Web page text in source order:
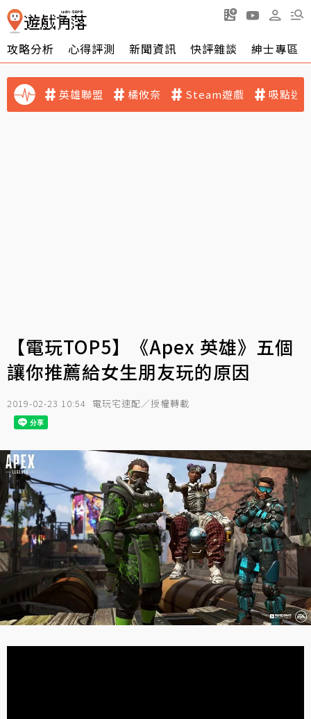
攻略分析 心得評測 新聞資訊 快評雜談 紳士專區
英雄聯盟 橘攸奈 Steam遊戲 吸點迷
【電玩TOP5】《Apex 英雄》五個
讓你推薦給女生朋友玩的原因
2019-02-23 10:54 電玩宅速配／授權轉載